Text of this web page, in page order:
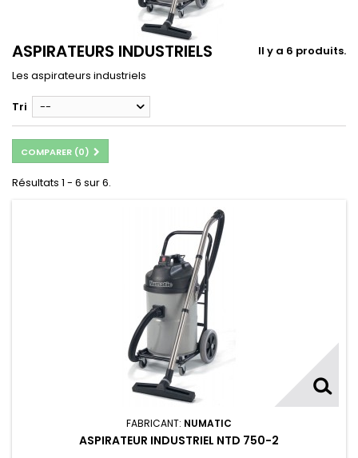
ASPIRATEURS INDUSTRIELS
Il y a 6 produits.
Les aspirateurs industriels
Tri --
COMPARER (0)
Résultats 1 - 6 sur 6.
FABRICANT: NUMATIC
ASPIRATEUR INDUSTRIEL NTD 750-2